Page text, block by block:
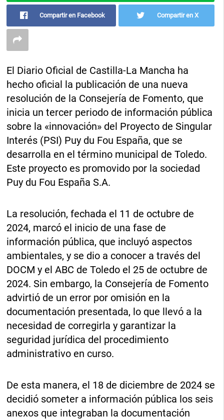
Compartir en Facebook Compartir en X
El Diario Oficial de Castilla-La Mancha ha
hecho oficial la publicación de una nueva
resolución de la Consejería de Fomento, que
inicia un tercer periodo de información pública
sobre la «innovación» del Proyecto de Singular
Interés (PSI) Puy du Fou España, que se
desarrolla en el término municipal de Toledo.
Este proyecto es promovido por la sociedad
Puy du Fou España S.A.
La resolución, fechada el 11 de octubre de
2024, marcó el inicio de una fase de
información pública, que incluyó aspectos
ambientales, y se dio a conocer a través del
DOCM y el ABC de Toledo el 25 de octubre de
2024. Sin embargo, la Consejería de Fomento
advirtió de un error por omisión en la
documentación presentada, lo que llevó a la
necesidad de corregirla y garantizar la
seguridad jurídica del procedimiento
administrativo en curso.
De esta manera, el 18 de diciembre de 2024 se
decidió someter a información pública los seis
anexos que integraban la documentación